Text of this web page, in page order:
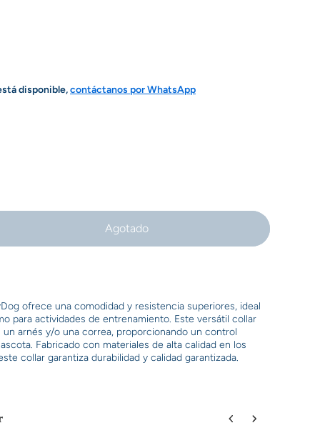
disponible,contáctanos por WhatsApp
Agotado
ofrece una comodidad y resistencia superiores, ideal
para actividades de entrenamiento. Este versátil collar
arnés y/o una correa, proporcionando un control
Fabricado con materiales de alta calidad en los
collar garantiza durabilidad y calidad garantizada.